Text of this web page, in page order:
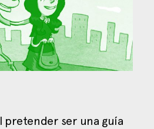
pretender ser una guía